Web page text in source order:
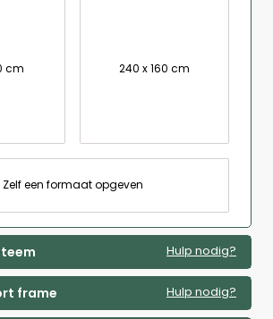
cm 240 x 160 cm
Zelf een formaat opgeven
Hulp nodig?
frame Hulp nodig?